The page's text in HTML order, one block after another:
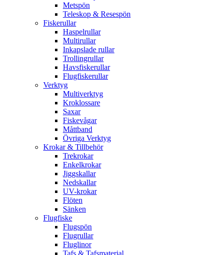
Metspön
Teleskop & Resespön
Fiskerullar
Haspelrullar
Multirullar
Inkapslade rullar
Trollingrullar
Havsfiskerullar
Flugfiskerullar
Verktyg
Multiverktyg
Kroklossare
Saxar
Fiskevågar
Måttband
Övriga Verktyg
Krokar & Tillbehör
Trekrokar
Enkelkrokar
Jiggskallar
Nedskallar
UV-krokar
Flöten
Sänken
Flugfiske
Flugspön
Flugrullar
Fluglinor
Tafs & Tafsmaterial